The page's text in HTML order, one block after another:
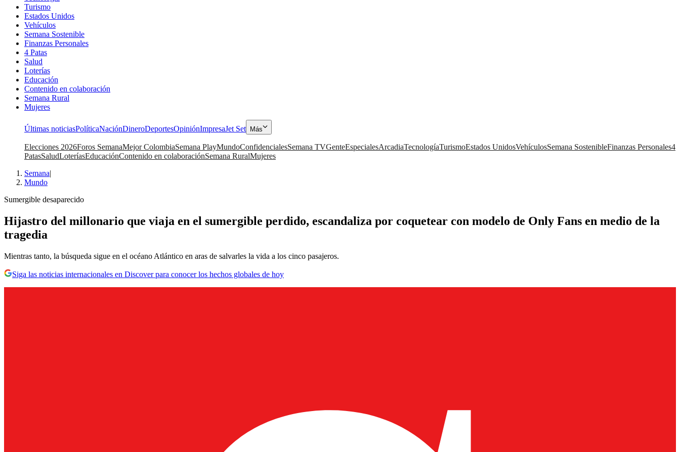
Turismo
Estados Unidos
Vehículos
Semana Sostenible
Finanzas Personales
4 Patas
Salud
Loterías
Educación
Contenido en colaboración
Semana Rural
Mujeres
Últimas noticiasPolíticaNaciónDineroDeportesOpiniónImpresaJet Set Más
Elecciones 2026Foros SemanaMejor ColombiaSemana PlayMundoConfidencialesSemana TVGenteEspecialesArcadiaTecnologíaTurismoEstados UnidosVehículosSemana SostenibleFinanzas Personales4
PatasSaludLoteríasEducaciónContenido en colaboraciónSemana RuralMujeres
Semana|
Mundo
Sumergible desaparecido
Hijastro del millonario que viaja en el sumergible perdido, escandaliza por coquetear con modelo de Only Fans en medio de la
tragedia
Mientras tanto, la búsqueda sigue en el océano Atlántico en aras de salvarles la vida a los cinco pasajeros.
Siga las noticias internacionales en Discover para conocer los hechos globales de hoy